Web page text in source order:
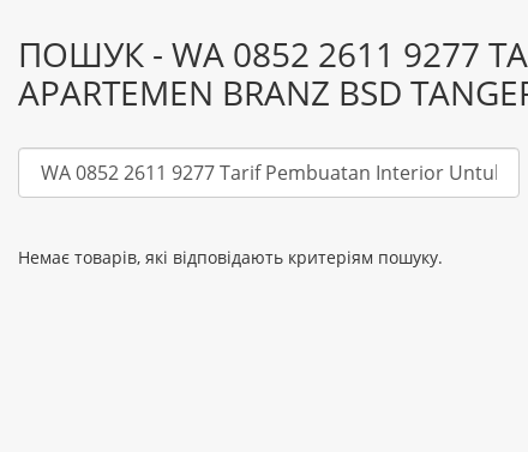
ПОШУК - WA 0852 2611 9277
APARTEMEN BRANZ BSD
Немає товарів, які відповідають критеріям пошуку.